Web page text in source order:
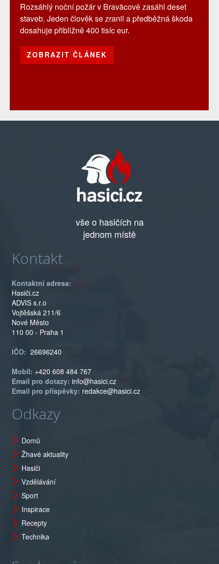
Rozsáhlý noční požár v Braväcově zasáhl deset
staveb. Jeden člověk se zranil a předběžná škoda
dosahuje přibližně 400 tisíc eur.
ZOBRAZIT ČLÁNEK
vše o hasičích na
jednom místě
Kontakt
Kontaktní adresa:
Hasiči.cz
ADVIS s.r.o
Vojtěšská 211/6
Nové Město
110 00 - Praha 1
IČO: 26696240
Mobil: +420 608 484 767
Email pro dotazy: info@hasici.cz
Email pro příspěvky: redakce@hasici.cz
Odkazy
Domů
Žhavé aktuality
Hasiči
Vzdělávání
Sport
Inspirace
Recepty
Technika